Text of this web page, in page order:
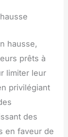
hausse,
prêts à
limiter leur
privilégiant
des
en faveur de